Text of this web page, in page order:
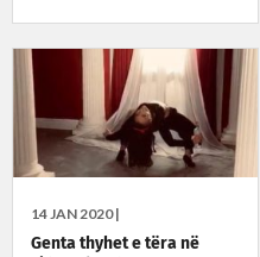
14 JAN 2020 |
Genta thyhet e tëra në